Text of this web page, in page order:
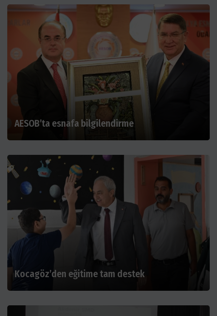
AESOB’ta esnafa bilgilendirme
Kocagöz’den eğitime tam destek